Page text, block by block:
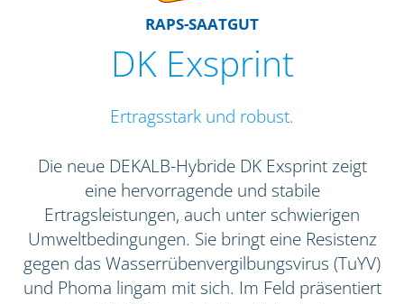
RAPS-SAATGUT
DK Exsprint
Ertragsstark und robust.
Die neue DEKALB-Hybride DK Exsprint zeigt
eine hervorragende und stabile
Ertragsleistungen, auch unter schwierigen
Umweltbedingungen. Sie bringt eine Resistenz
gegen das Wasserrübenvergilbungsvirus (TuYV)
und Phoma lingam mit sich. Im Feld präsentiert